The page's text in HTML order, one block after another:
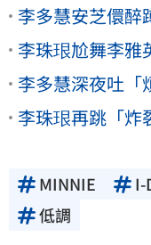
李多慧安芝儇
李珠珢尬舞李雅
李多慧深夜吐「
李珠珢再跳「炸
MINNIE I-
低調